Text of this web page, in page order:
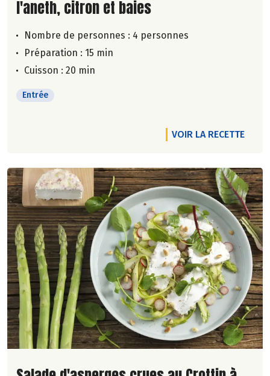
l'aneth, citron et baies
Nombre de personnes : 4 personnes
Préparation : 15 min
Cuisson : 20 min
Entrée
VOIR LA RECETTE